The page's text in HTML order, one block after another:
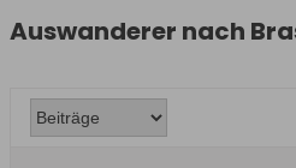
Auswanderer nach